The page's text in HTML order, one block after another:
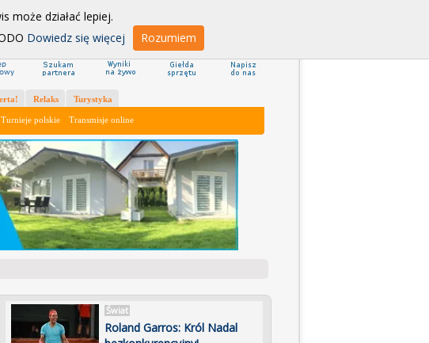
Turnieje polskie Transmisje online
Relaks Turystyka
Świat
Roland Garros: Król Nadal
może działać lepiej.
Dowiedz się więcej Rozumiem